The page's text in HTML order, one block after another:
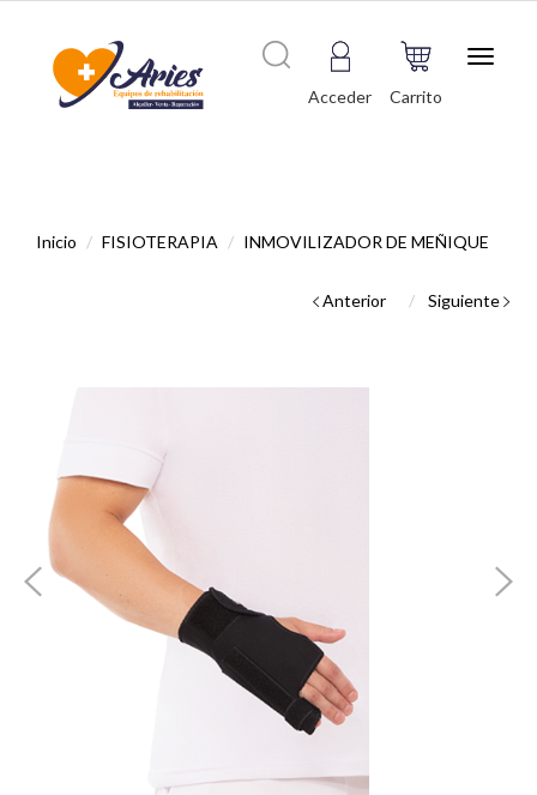
Acceder Carrito
Toggle
Inicio FISIOTERAPIA INMOVILIZADOR DE MEÑIQUE
Anterior Siguiente